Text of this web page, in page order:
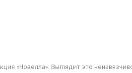
«Новелла». Выглядит это